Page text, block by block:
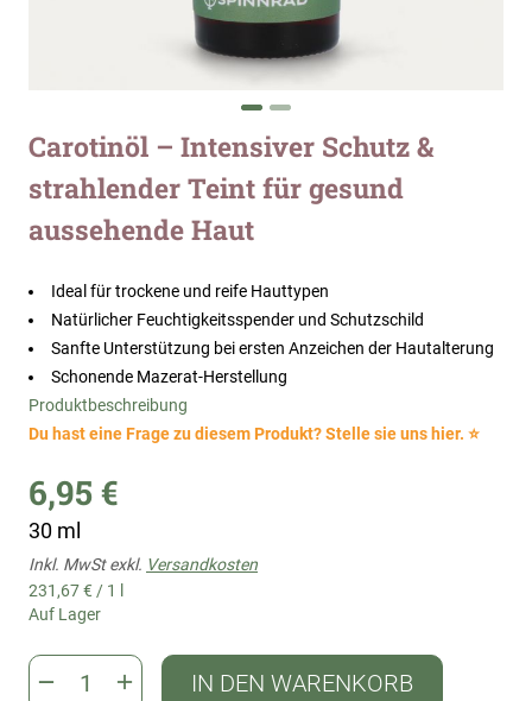
Zum
Anfang
der
springen
Carotinöl – Intensiver Schutz &
strahlender Teint für gesund
aussehende Haut
Ideal für trockene und reife Hauttypen
Natürlicher Feuchtigkeitsspender und Schutzschild
Sanfte Unterstützung bei ersten Anzeichen der Hautalterung
Schonende Mazerat-Herstellung
Produktbeschreibung
Du hast eine Frage zu diesem Produkt? Stelle sie uns hier. ⭐
6,95 €
30 ml
Inkl. MwSt exkl. Versandkosten
231,67 € / 1 l
Auf Lager
IN DEN WARENKORB